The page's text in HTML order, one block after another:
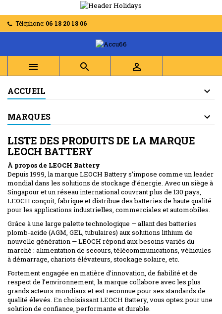
Téléphone: 06 18 20 18 06
  
ACCUEIL
MARQUES
LISTE DES PRODUITS DE LA MARQUE
LEOCH BATTERY
À propos de LEOCH Battery
Depuis 1999, la marque LEOCH Battery s’impose comme un leader
mondial dans les solutions de stockage d’énergie. Avec un siège à
Singapour et un réseau international couvrant plus de 130 pays,
LEOCH conçoit, fabrique et distribue des batteries de haute qualité
pour les applications industrielles, commerciales et automobiles.
Grâce à une large palette technologique — allant des batteries
plomb-acide (AGM, GEL, tubulaires) aux solutions lithium de
nouvelle génération — LEOCH répond aux besoins variés du
marché : alimentation de secours, télécommunications, véhicules
à démarrage, chariots élévateurs, stockage solaire, etc.
Fortement engagée en matière d’innovation, de fiabilité et de
respect de l’environnement, la marque collabore avec les plus
grands acteurs mondiaux et est reconnue pour ses standards de
qualité élevés. En choisissant LEOCH Battery, vous optez pour une
solution de confiance, performante et durable.